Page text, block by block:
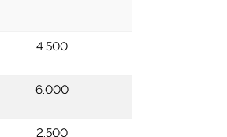
4.500
6.000
2.500